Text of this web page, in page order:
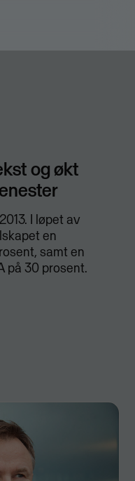
og økt
I løpet av
en
samt en
på 30 prosent.